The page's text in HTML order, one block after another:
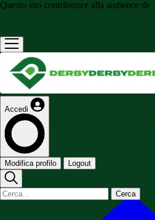
Questo sito contribuisce alla audience de
Accedi
Modifica profilo Logout
Cerca